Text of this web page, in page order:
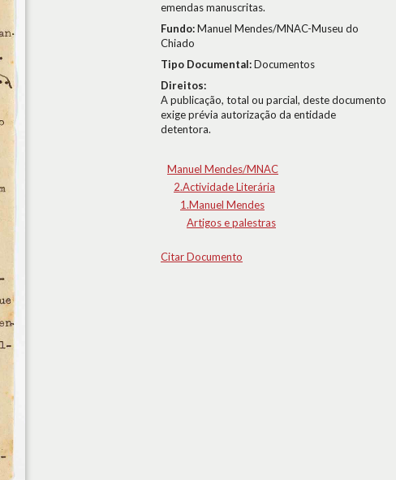
emendas manuscritas.
Fundo:Manuel Mendes/MNAC-Museu do
Chiado
Tipo Documental:Documentos
Direitos:
A publicação, total ou parcial, deste documento
exige prévia autorização da entidade
detentora.
Manuel Mendes/MNAC
2.Actividade Literária
1.Manuel Mendes
Artigos e palestras
Citar Documento